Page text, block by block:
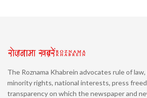
The Roznama Khabrein advocates rule of
minority rights, national interests, press
transparency on which the newspaper and